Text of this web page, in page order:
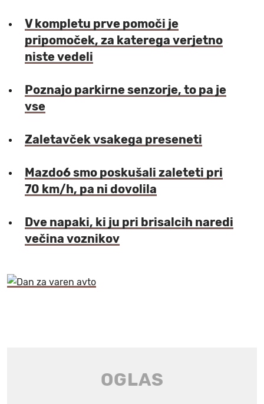
V kompletu prve pomoči je
pripomoček, za katerega verjetno
niste vedeli
Poznajo parkirne senzorje, to pa je
vse
Zaletavček vsakega preseneti
Mazdo6 smo poskušali zaleteti pri
70 km/h, pa ni dovolila
Dve napaki, ki ju pri brisalcih naredi
večina voznikov